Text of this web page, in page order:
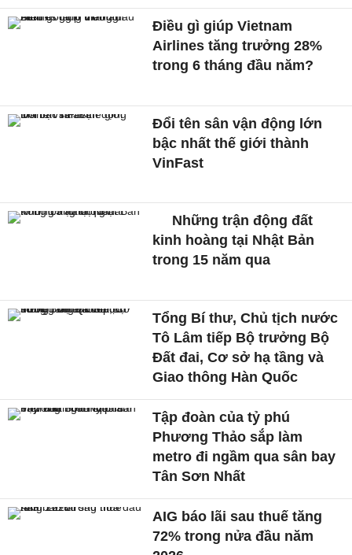
Điều gì giúp Vietnam
Airlines tăng trưởng 28%
trong 6 tháng đầu năm?
Đổi tên sân vận động lớn
bậc nhất thế giới thành
VinFast
Những trận động đất
kinh hoàng tại Nhật Bản
trong 15 năm qua
Tổng Bí thư, Chủ tịch nước
Tô Lâm tiếp Bộ trưởng Bộ
Đất đai, Cơ sở hạ tầng và
Giao thông Hàn Quốc
Tập đoàn của tỷ phú
Phương Thảo sắp làm
metro đi ngầm qua sân bay
Tân Sơn Nhất
AIG báo lãi sau thuế tăng
72% trong nửa đầu năm